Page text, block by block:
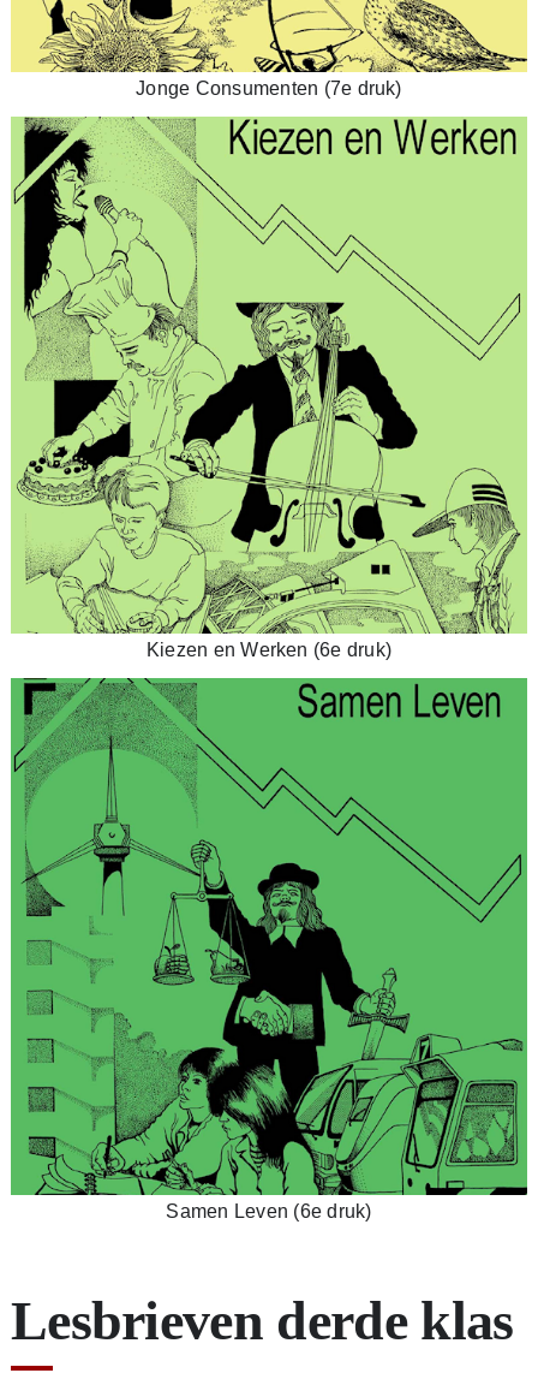
Jonge Consumenten (7e druk)
Kiezen en Werken (6e druk)
Samen Leven (6e druk)
Lesbrieven derde klas